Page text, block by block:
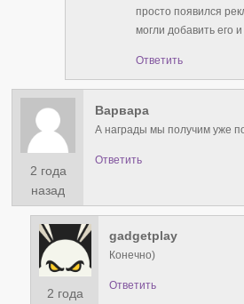
просто появился
могли добавить его и
Ответить
2 года
назад
Варвара
А награды мы получим уже
Ответить
2 года
gadgetplay
Конечно)
Ответить